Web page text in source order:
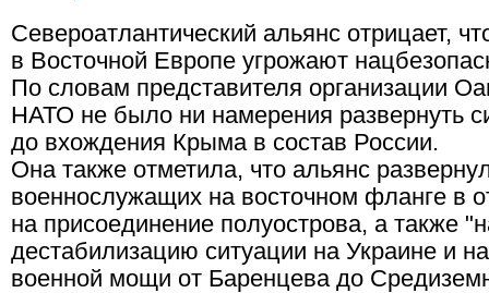
Североатлантический альянс отрицает,
в Восточной Европе угрожают
По словам представителя организации
НАТО не было ни намерения развернуть
до вхождения Крыма в состав России.
Она также отметила, что альянс
военнослужащих на восточном фланге в
на присоединение полуострова, а также
дестабилизацию ситуации на Украине и
военной мощи от Баренцева до